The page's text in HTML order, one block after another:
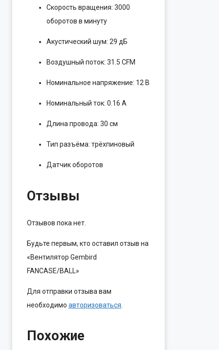
Скорость вращения: 3000
оборотов в минуту
Акустический шум: 29 дБ
Воздушный поток: 31.5 CFM
Номинальное напряжение: 12 В
Номинальный ток: 0.16 А
Длина провода: 30 см
Тип разъёма: трёхпиновый
Датчик оборотов
Отзывы
Отзывов пока нет.
Будьте первым, кто оставил отзыв на
«Вентилятор Gembird
FANCASE/BALL»
Для отправки отзыва вам
необходимо авторизоваться
Похожие